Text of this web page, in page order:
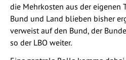
die Mehrkosten aus der eigenen
Bund und Land blieben bisher
verweist auf den Bund, der
so der LBO weiter.